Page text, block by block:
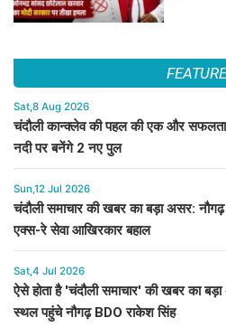
Sat,8 Aug 2026
चंदौली कान्क्लेव की पहल की एक और
नदी पर बनेंगे 2 नए पुल
Sun,12 Jul 2026
चंदौली समाचार की खबर का बड़ा असर:
एक्स-रे सेवा आखिरकार बहाल
Sat,4 Jul 2026
ऐसे होता है 'चंदौली समाचार' की खबर का
स्थल पहुंचे नौगढ़ BDO राकेश सिंह